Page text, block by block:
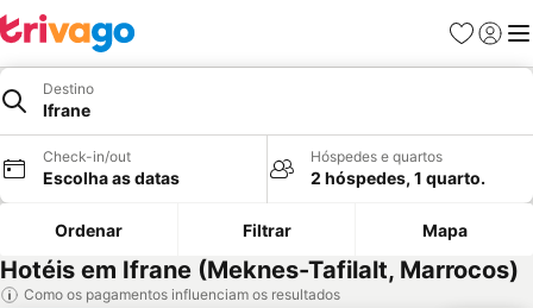
Favoritos
Iniciar
Destino
Ifrane
Check-in/out
Escolha as datas
Hóspedes e quartos
2 hóspedes, 1 quarto.
Ordenar Filtrar Mapa
Hotéis em Ifrane (Meknes-Tafilalt, Marrocos)
Como os pagamentos influenciam os resultados